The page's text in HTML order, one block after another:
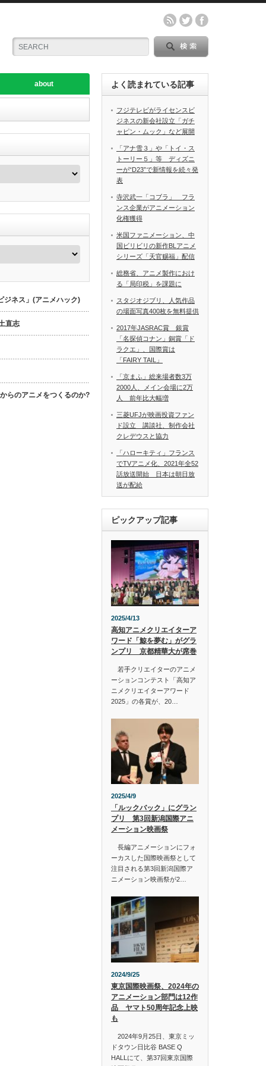
about
ジネス」(アニメハック)
直志
らのアニメをつくるのか?
よく読まれている記事
フジテレビがライセンスビ
ジネスの新会社設立「ガチ
ャピン・ムック」など展開
「アナ雪３」や「トイ・ス
トーリー５」等 ディズニ
ーが“D23”で新情報を続々発
表
寺沢武一「コブラ」 フラ
ンス企業がアニメーション
化権獲得
米国ファニメーション、中
国ビリビリの新作BLアニメ
シリーズ「天官赐福」配信
総務省、アニメ製作におけ
る「局印税」を課題に
スタジオジブリ、人気作品
の場面写真400枚を無料提供
2017年JASRAC賞 銀賞
「名探偵コナン」銅賞「ド
ラクエ」、国際賞は
「FAIRY TAIL」
「京まふ」総来場者数3万
2000人、メイン会場に2万
人 前年比大幅増
三菱UFJが映画投資ファン
ド設立 講談社、制作会社
クレデウスと協力
「ハローキティ」フランス
でTVアニメ化、2021年全52
話放送開始 日本は朝日放
送が配給
ピックアップ記事
2025/4/13
高知アニメクリエイターア
ワード「鯨を夢む」がグラ
ンプリ 京都精華大が席巻
若手クリエイターのアニメ
ーションコンテスト「高知ア
ニメクリエイターアワード
2025」の各賞が、20…
2025/4/9
「ルックバック」にグラン
プリ 第3回新潟国際アニ
メーション映画祭
長編アニメーションにフォ
ーカスした国際映画祭として
注目される第3回新潟国際ア
ニメーション映画祭が2…
2024/9/25
東京国際映画祭、2024年の
アニメーション部門は12作
品 ヤマト50周年記念上映
も
2024年9月25日、東京ミッ
ドタウン日比谷 BASE Q
HALLにて、第37回東京国際